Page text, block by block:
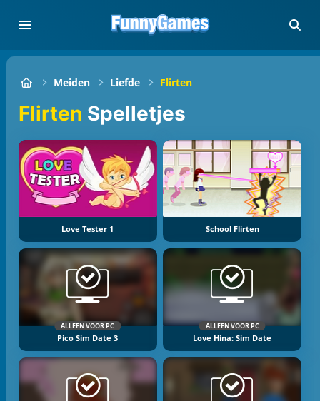
Meiden Liefde Flirten
Flirten Spelletjes
Love Tester 1 School Flirten
ALLEEN VOOR PC
Pico Sim Date 3
ALLEEN VOOR PC
Love Hina: Sim Date